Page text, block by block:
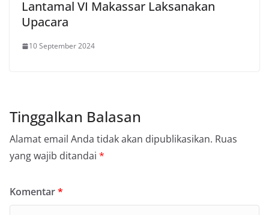
Lantamal VI Makassar Laksanakan
Upacara
10 September 2024
Tinggalkan Balasan
Alamat email Anda tidak akan dipublikasikan. Ruas
yang wajib ditandai *
Komentar*